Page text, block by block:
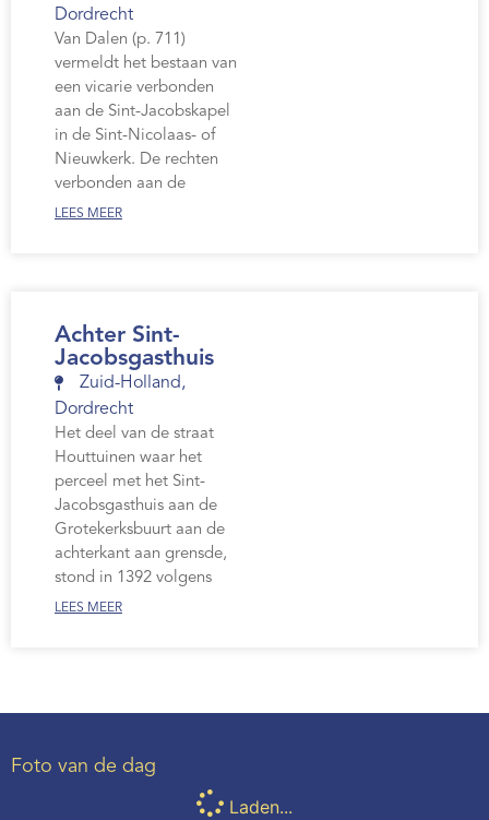
Dordrecht
Van Dalen (p. 711)
vermeldt het bestaan van
een vicarie verbonden
aan de Sint-Jacobskapel
in de Sint-Nicolaas- of
Nieuwkerk. De rechten
verbonden aan de
LEES MEER
Achter Sint-
Jacobsgasthuis
Zuid-Holland,
Dordrecht
Het deel van de straat
Houttuinen waar het
perceel met het Sint-
Jacobsgasthuis aan de
Grotekerksbuurt aan de
achterkant aan grensde,
stond in 1392 volgens
LEES MEER
Foto van de dag
Laden...